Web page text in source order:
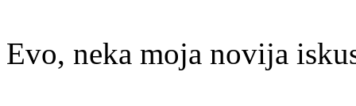
Evo, neka moja novija